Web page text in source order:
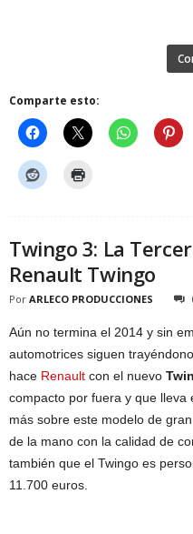
Comparte esto:
Twingo 3: La
Renault Twingo
Por ARLECO PRODUCCIONES
Aún no termina el 2014 y sin
automotrices siguen
hace Renault con el nuevo
compacto por fuera y que lleva
más sobre este modelo de
de la mano con la calidad de
también que el Twingo es
11.700 euros.